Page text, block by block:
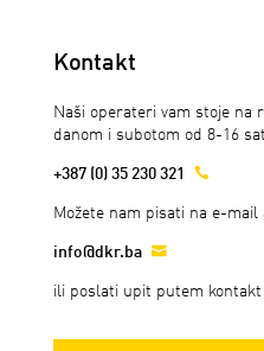
Kontakt
Naši operateri vam stoje na
danom i subotom od 8-16
+387 (0) 35 230 321 
Možete nam pisati na e-mail
info@dkr.ba 
ili poslati upit putem kontakt